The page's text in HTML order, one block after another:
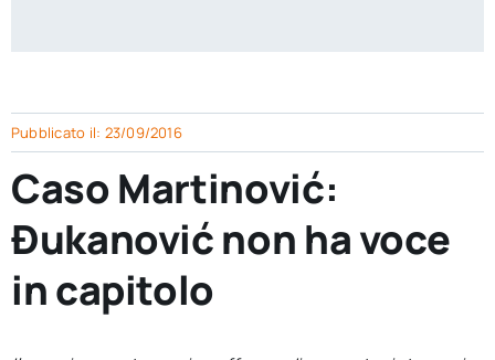
Pubblicato il: 23/09/2016
Caso Martinović:
Đukanović non ha voce
in capitolo